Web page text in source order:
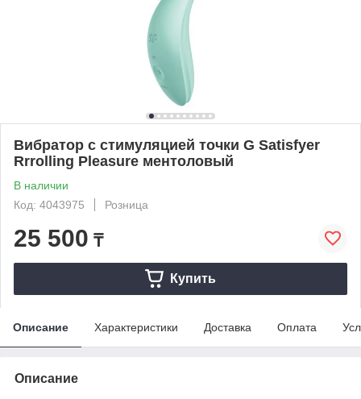
Вибратор с стимуляцией точки G Satisfyer
Rrrolling Pleasure ментоловый
В наличии
Код: 4043975
Розница
25 500 ₸
Купить
Описание Характеристики Доставка Оплата
Описание